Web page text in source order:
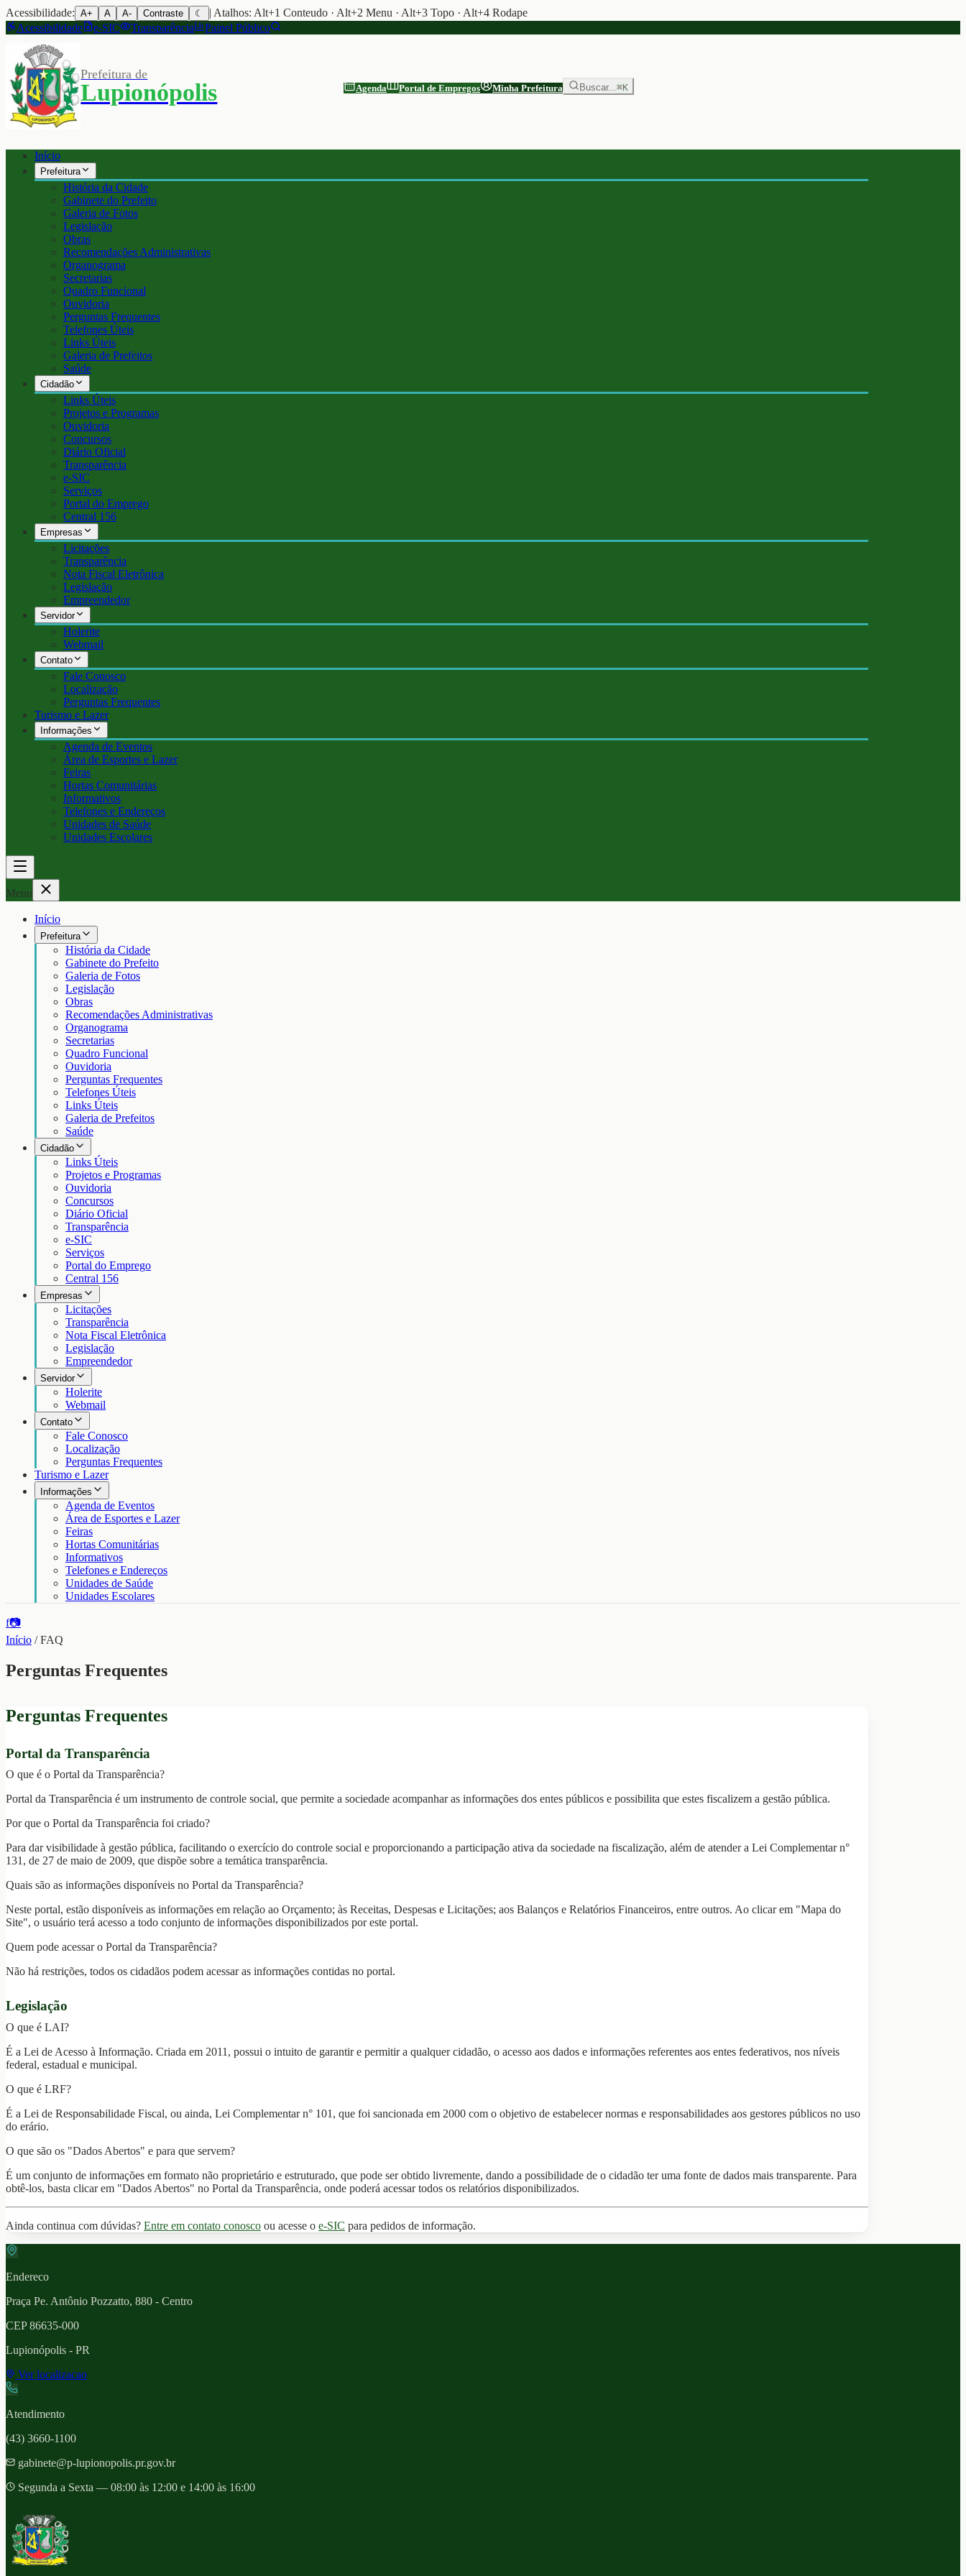
Acessibilidade: A+ A A- Contraste ☾
| Atalhos: Alt+1 Conteudo · Alt+2 Menu · Alt+3 Topo · Alt+4 Rodape
Acessibilidade
e-SIC Transparência Painel Público
Prefeitura de
Lupionópolis Agenda Portal de Empregos Minha Prefeitura Buscar...⌘K
Início
Prefeitura
História da Cidade
Gabinete do Prefeito
Galeria de Fotos
Legislação
Obras
Recomendações Administrativas
Organograma
Secretarias
Quadro Funcional
Ouvidoria
Perguntas Frequentes
Telefones Úteis
Links Úteis
Galeria de Prefeitos
Saúde
Cidadão
Links Úteis
Projetos e Programas
Ouvidoria
Concursos
Diário Oficial
Transparência
e-SIC
Serviços
Portal do Emprego
Central 156
Empresas
Licitações
Transparência
Nota Fiscal Eletrônica
Legislação
Empreendedor
Servidor
Holerite
Webmail
Contato
Fale Conosco
Localização
Perguntas Frequentes
Turismo e Lazer
Informações
Agenda de Eventos
Área de Esportes e Lazer
Feiras
Hortas Comunitárias
Informativos
Telefones e Endereços
Unidades de Saúde
Unidades Escolares
Menu
Início
Prefeitura
História da Cidade
Gabinete do Prefeito
Galeria de Fotos
Legislação
Obras
Recomendações Administrativas
Organograma
Secretarias
Quadro Funcional
Ouvidoria
Perguntas Frequentes
Telefones Úteis
Links Úteis
Galeria de Prefeitos
Saúde
Cidadão
Links Úteis
Projetos e Programas
Ouvidoria
Concursos
Diário Oficial
Transparência
e-SIC
Serviços
Portal do Emprego
Central 156
Empresas
Licitações
Transparência
Nota Fiscal Eletrônica
Legislação
Empreendedor
Servidor
Holerite
Webmail
Contato
Fale Conosco
Localização
Perguntas Frequentes
Turismo e Lazer
Informações
Agenda de Eventos
Área de Esportes e Lazer
Feiras
Hortas Comunitárias
Informativos
Telefones e Endereços
Unidades de Saúde
Unidades Escolares
f📷
Início /FAQ
Perguntas Frequentes
Perguntas Frequentes
Portal da Transparência
O que é o Portal da Transparência?
Portal da Transparência é um instrumento de controle social, que permite a sociedade acompanhar as informações dos entes públicos e possibilita que estes fiscalizem a gestão pública.
Por que o Portal da Transparência foi criado?
Para dar visibilidade à gestão pública, facilitando o exercício do controle social e proporcionando a participação ativa da sociedade na fiscalização, além de atender a Lei Complementar n°
131, de 27 de maio de 2009, que dispõe sobre a temática transparência.
Quais são as informações disponíveis no Portal da Transparência?
Neste portal, estão disponíveis as informações em relação ao Orçamento; às Receitas, Despesas e Licitações; aos Balanços e Relatórios Financeiros, entre outros. Ao clicar em "Mapa do
Site", o usuário terá acesso a todo conjunto de informações disponibilizados por este portal.
Quem pode acessar o Portal da Transparência?
Não há restrições, todos os cidadãos podem acessar as informações contidas no portal.
Legislação
O que é LAI?
É a Lei de Acesso à Informação. Criada em 2011, possui o intuito de garantir e permitir a qualquer cidadão, o acesso aos dados e informações referentes aos entes federativos, nos níveis
federal, estadual e municipal.
O que é LRF?
É a Lei de Responsabilidade Fiscal, ou ainda, Lei Complementar n° 101, que foi sancionada em 2000 com o objetivo de estabelecer normas e responsabilidades aos gestores públicos no uso
do erário.
O que são os "Dados Abertos" e para que servem?
É um conjunto de informações em formato não proprietário e estruturado, que pode ser obtido livremente, dando a possibilidade de o cidadão ter uma fonte de dados mais transparente. Para
obtê-los, basta clicar em "Dados Abertos" no Portal da Transparência, onde poderá acessar todos os relatórios disponibilizados.
Ainda continua com dúvidas? Entre em contato conosco ou acesse o e-SIC para pedidos de informação.
Endereco
Praça Pe. Antônio Pozzatto, 880 - Centro
CEP86635-000
Lupionópolis - PR
Ver localizacao
Atendimento
(43) 3660-1100
gabinete@p-lupionopolis.pr.gov.br
Segunda a Sexta — 08:00 às 12:00 e 14:00 às 16:00